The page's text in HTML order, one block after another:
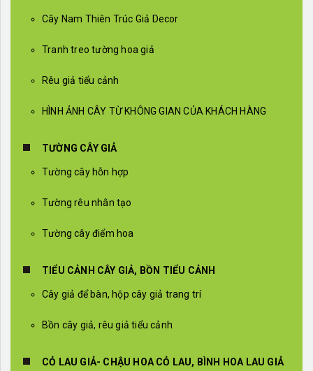
Cây Nam Thiên Trúc Giả Decor
Tranh treo tường hoa giả
Rêu giả tiểu cảnh
HÌNH ẢNH CÂY TỪ KHÔNG GIAN CỦA KHÁCH HÀNG
TƯỜNG CÂY GIẢ
Tường cây hỗn hợp
Tường rêu nhân tạo
Tường cây điểm hoa
TIỂU CẢNH CÂY GIẢ, BỒN TIỂU CẢNH
Cây giả để bàn, hộp cây giả trang trí
Bồn cây giả, rêu giả tiểu cảnh
CỎ LAU GIẢ- CHẬU HOA CỎ LAU, BÌNH HOA LAU GIẢ